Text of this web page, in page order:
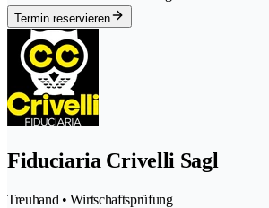
Termin reservieren
Fiduciaria Crivelli Sagl
Treuhand • Wirtschaftsprüfung